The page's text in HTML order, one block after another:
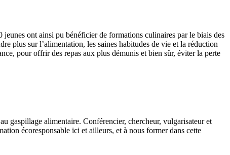
ont ainsi pu bénéficier de formations culinaires par le biais des
plus sur l’alimentation, les saines habitudes de vie et la réduction
pour offrir des repas aux plus démunis et bien sûr, éviter la perte
gaspillage alimentaire. Conférencier, chercheur, vulgarisateur et
écoresponsable ici et ailleurs, et à nous former dans cette